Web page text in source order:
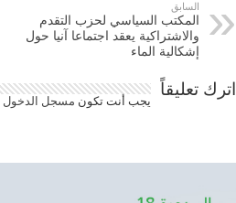
السابق
المكتب السياسي لحزب التقدم
والاشتراكية يعقد اجتماعا آنيا حول
إشكالية الماء
اترك تعليقاً
يجب أنت تكون مسجل الدخول